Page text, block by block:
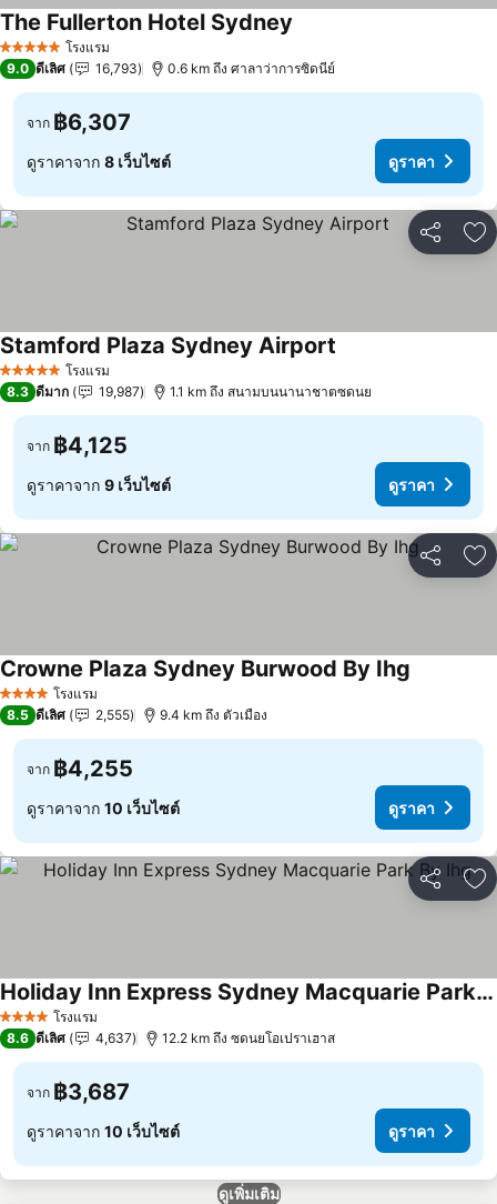
5 ดาว โรงแรม
The Fullerton Hotel Sydney
9.0 ดีเลิศ 16,793 0.6 km ถึง ศาลาว่าการซิดนีย์
จาก ฿6,307
ดูราคาจาก 8 เว็บไซต์ ดูราคา
แชร์ เ
5 ดาว โรงแรม
Stamford Plaza Sydney Airport
8.3 ดีมาก 19,987 1.1 km ถึง สนามบนนานาชาตซดนย
จาก ฿4,125
ดูราคาจาก 9 เว็บไซต์ ดูราคา
แชร์ เ
4 ดาว โรงแรม
Crowne Plaza Sydney Burwood By Ihg
8.5 ดีเลิศ 2,555 9.4 km ถึง ตัวเมือง
จาก ฿4,255
ดูราคาจาก 10 เว็บไซต์ ดูราคา
แชร์ เ
4 ดาว โรงแรม
Holiday Inn Express Sydney Macquarie Park By Ihg
8.6 ดีเลิศ 4,637 12.2 km ถึง ซดนยโอเปราเฮาส
จาก ฿3,687
ดูราคาจาก 10 เว็บไซต์ ดูราคา
ดูเพิ่มเติม